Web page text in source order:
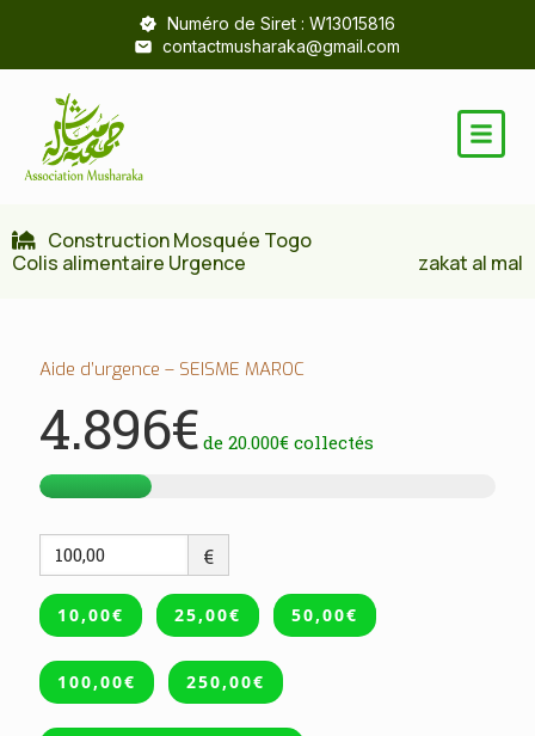
Numéro de Siret : W13015816
contactmusharaka@gmail.com
Construction Mosquée Togo
Colis alimentaire Urgence
zakat al mal
Aide d’urgence – SEISME MAROC
4.896€ de 20.000€ collectés
€
10,00€ 25,00€ 50,00€
100,00€ 250,00€